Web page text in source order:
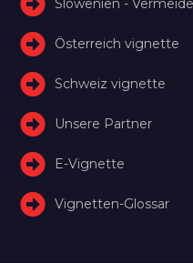
Slowenien -
Österreich vignette
Schweiz vignette
Unsere Partner
E-Vignette
Vignetten-Glossar